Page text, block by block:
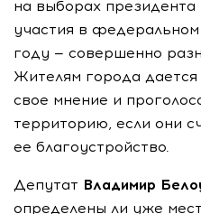
на выборах
участия в
году — совершенно
Жителям города
свое мнение и
территорию, если они
ее благоустройство.
Депутат Владимир
определены ли уже